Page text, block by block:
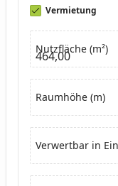
Vermietung
Nutzfläche (m²)
464,00
Raumhöhe (m)
Verwertbar in